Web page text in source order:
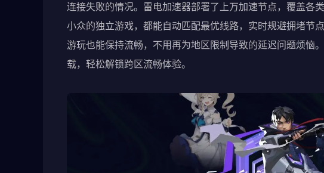
连接失败的情况。雷电加速器部署了上万加速节点，覆盖各
小众的独立游戏，都能自动匹配最优线路，实时规避拥堵节
游玩也能保持流畅，不用再为地区限制导致的延迟问题烦恼
载，轻松解锁跨区流畅体验。